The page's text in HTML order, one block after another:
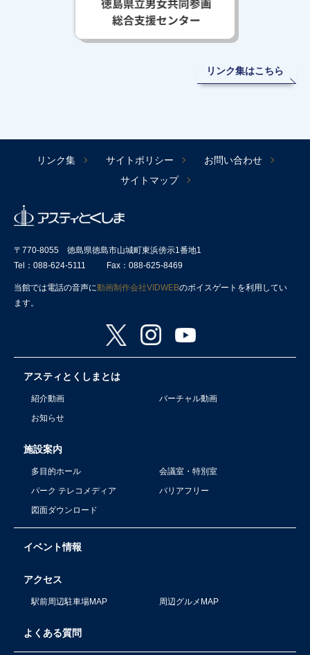
リンク集はこちら
リンク集 サイトポリシー
お問い合わせ
サイトマップ
〒770-8055 徳島県徳島市山城町東浜傍示1番地1
Tel：088-624-5111
Fax：088-625-8469
当館では電話の音声に動画制作会社VIDWEBのボイスゲートを利用してい
ます。
アスティとくしまとは
紹介動画
バーチャル動画
お知らせ
施設案内
多目的ホール
会議室・特別室
パーク テレコメディア
バリアフリー
図面ダウンロード
イベント情報
アクセス
駅前周辺駐車場MAP 周辺グルメMAP
よくある質問